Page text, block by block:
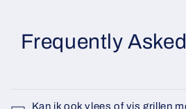
Frequently
Kan ik ook vlees of vis grillen